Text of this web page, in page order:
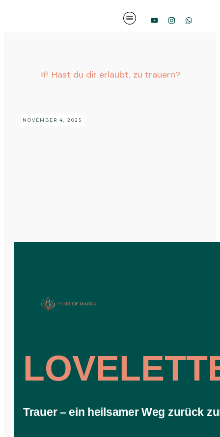
🌱 Hast du dir erlaubt, zu trauern?
NOVEMBER 4, 2025
Trauer – ein heilsamer Weg zurück